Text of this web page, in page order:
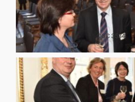
DSC 3534